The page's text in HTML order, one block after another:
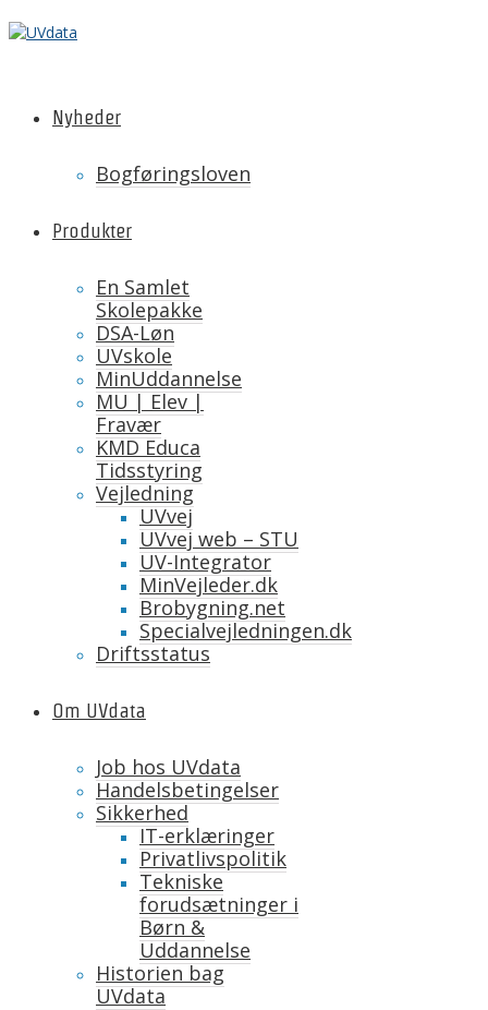
Nyheder
Bogføringsloven
Produkter
En Samlet
Skolepakke
DSA-Løn
UVskole
MinUddannelse
MU | Elev |
Fravær
KMD Educa
Tidsstyring
Vejledning
UVvej
UVvej web – STU
UV-Integrator
MinVejleder.dk
Brobygning.net
Specialvejledningen.dk
Driftsstatus
Om UVdata
Job hos UVdata
Handelsbetingelser
Sikkerhed
IT-erklæringer
Privatlivspolitik
Tekniske
forudsætninger i
Børn &
Uddannelse
Historien bag
UVdata